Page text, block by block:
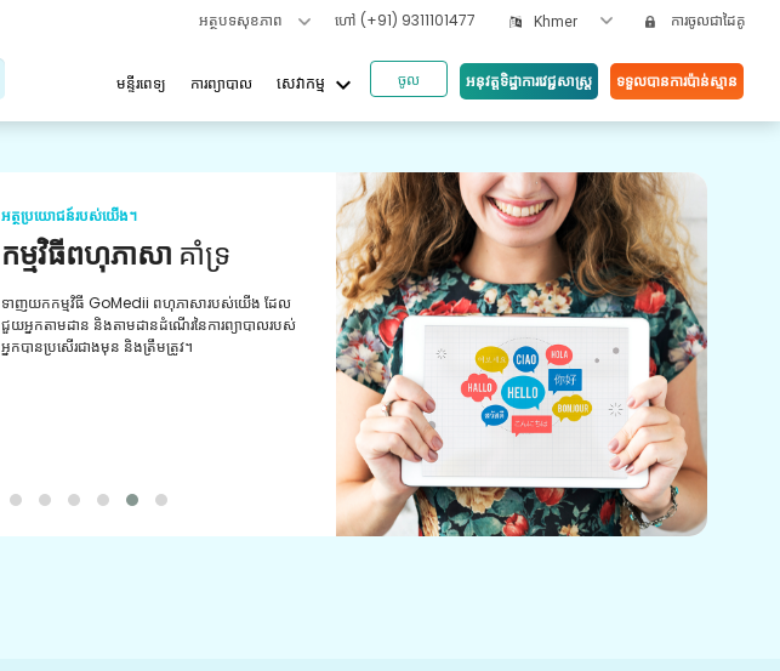
អត្ថបទសុខភាព ហៅ (+91) 9311101477 Khmer ការចូលជាដៃគូ
មន្ទីរពេទ្យ ការព្យាបាល សេវាកម្ម keyboard_arrow_down ចូល អនុវត្តទិដ្ឋាការវេជ្ជសាស្រ្ត ទទួលបានការប៉ាន់ស្មាន
អត្ថប្រយោជន៍របស់យើង។
ឱសថទៀងទាត់ការបំពេញ
ឱសថដែលបានផ្ទៀងផ្ទាត់ឱសថសម្រាប់ការបំពេញតាម
វេជ្ជបញ្ជារបស់អ្នក។ ទទួល​បាន​ព័ត៌មាន​ថ្មីៗ​ជា​ប្រចាំ​អំពី​ការ​
បំពេញ​និង​ការ​បញ្ជា​ទិញ​ដ៏​ងាយ​ស្រួល​តាម​រយៈ​កម្មវិធី​របស់​